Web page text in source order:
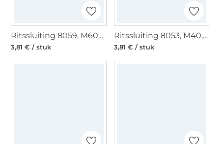
Ritssluiting 8059, M60, beigebeige
3,81 € / stuk
Ritssluiting 8053, M40, moosgroen
3,81 € / stuk